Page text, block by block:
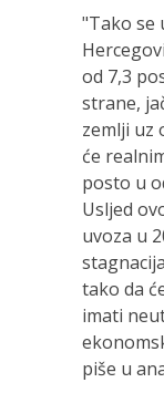
"Tako se
od 7,3
strane,
zemlji uz
će
posto u
Usljed
uvoza u
tako da
imati
piše u